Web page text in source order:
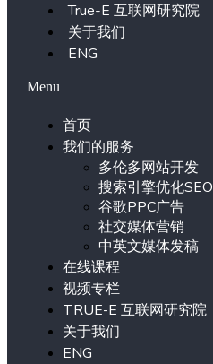
True-E 互联网研究院
关于我们
ENG
Menu
首页
我们的服务
多伦多网站开发
搜索引擎优化SEO
谷歌PPC广告
社交媒体营销
中英文媒体发稿
在线课程
视频专栏
TRUE-E 互联网研究院
关于我们
ENG